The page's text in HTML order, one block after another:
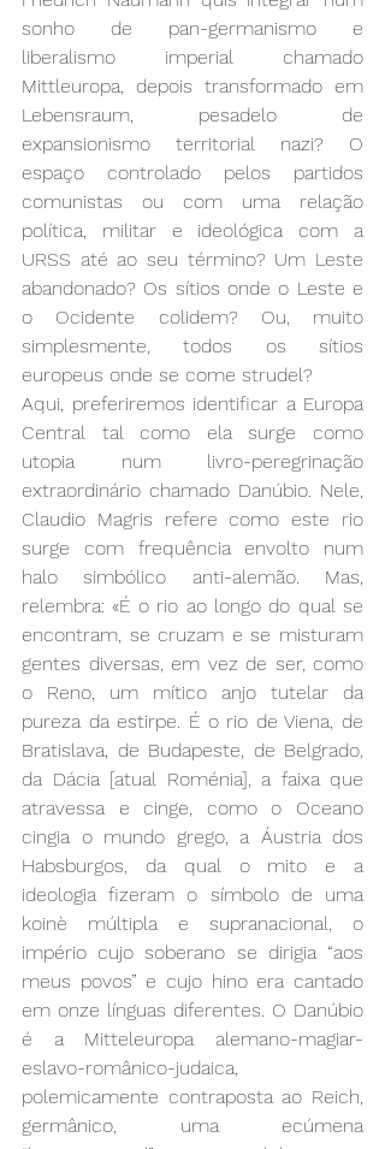
sonho de pan-germanismo e
liberalismo imperial chamado
Mittleuropa, depois transformado em
Lebensraum, pesadelo de
expansionismo territorial nazi? O
espaço controlado pelos partidos
comunistas ou com uma relação
política, militar e ideológica com a
URSS até ao seu término? Um Leste
abandonado? Os sítios onde o Leste e
o Ocidente colidem? Ou, muito
simplesmente, todos os sítios
europeus onde se come strudel?
Aqui, preferiremos identificar a Europa
Central tal como ela surge como
utopia num livro-peregrinação
extraordinário chamado Danúbio. Nele,
Claudio Magris refere como este rio
surge com frequência envolto num
halo simbólico anti-alemão. Mas,
relembra: «É o rio ao longo do qual se
encontram, se cruzam e se misturam
gentes diversas, em vez de ser, como
o Reno, um mítico anjo tutelar da
pureza da estirpe. É o rio de Viena, de
Bratislava, de Budapeste, de Belgrado,
da Dácia [atual Roménia], a faixa que
atravessa e cinge, como o Oceano
cingia o mundo grego, a Áustria dos
Habsburgos, da qual o mito e a
ideologia fizeram o símbolo de uma
koinè múltipla e supranacional, o
império cujo soberano se dirigia “aos
meus povos” e cujo hino era cantado
em onze línguas diferentes. O Danúbio
é a Mitteleuropa alemano-magiar-
eslavo-românico-judaica,
polemicamente contraposta ao Reich,
germânico, uma ecúmena